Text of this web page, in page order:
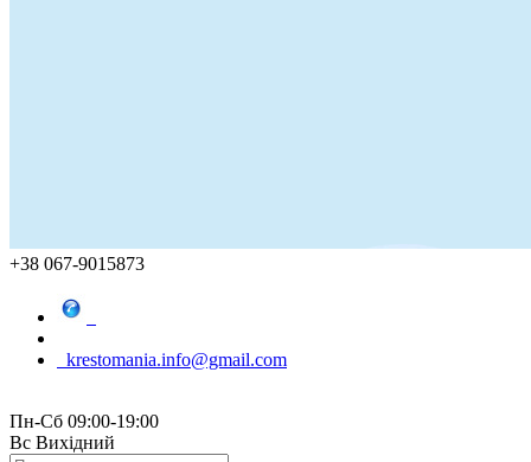
+38 067-9015873
krestomania.info@gmail.com
Пн-Сб 09:00-19:00
Вс Вихідний